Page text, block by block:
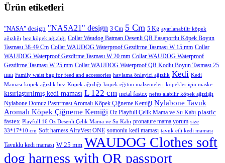
Ürün etiketleri
"NASA" design "NASA21" design 3 Cm 5 Cm 5 Kg ayarlanabilir köpek
ağızlığı bez köpek ağızlığı Collar Waudog Batman Desenli QR Pasaportlu Köpek Boyun
Tasması 38-49 Cm Collar WAUDOG Waterproof Gezdirme Tasması W 15 mm Collar
WAUDOG Waterproof Gezdirme Tasması W 20 mm Collar WAUDOG Waterproof
Gezdirme Tasması W 25 mm Collar WAUDOG Waterproof QR Kodlu Boyun Tasması 25
mm Family waist bag for feed and accessories havlama önleyici ağızlık Kedi Kedi
Maması köpek ağızlık bez Köpek ağızlığı köpek eğitim malzemeleri köpekler için maske
kısırlaştırılmış kedi maması L 122 cm metal fastex nefes alabilir köpek ağızlığı
Nylabone Domuz Pastırması Aromalı Köpek Çiğneme Kemiği Nylabone Tavuk
Aromalı Köpek Çiğneme Kemiği Oz Playfull Çelik Mama ve Su Kabı plastic
fastex Playfull 16 Oz Desenli Çelik Mama ve Su Kabı pronature mama yorum size
33*17*10 cm Soft harness AiryVest ONE somonlu kedi maması tavuk etli kedi maması
Tavuklu kedi maması W 25 mm WAUDOG Clothes soft
dog harness with QR passport